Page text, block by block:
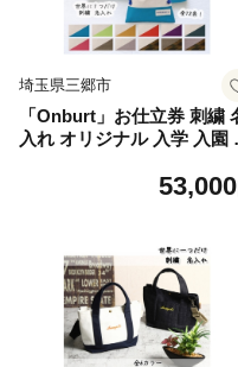
埼玉県三郷市
「Onburt」お仕立券 刺繍
入れ オリジナル 入学 入園
53,000